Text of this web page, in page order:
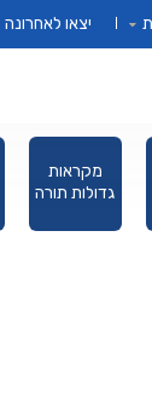
יצאו לאחרונה
מקראות
גדולות תורה